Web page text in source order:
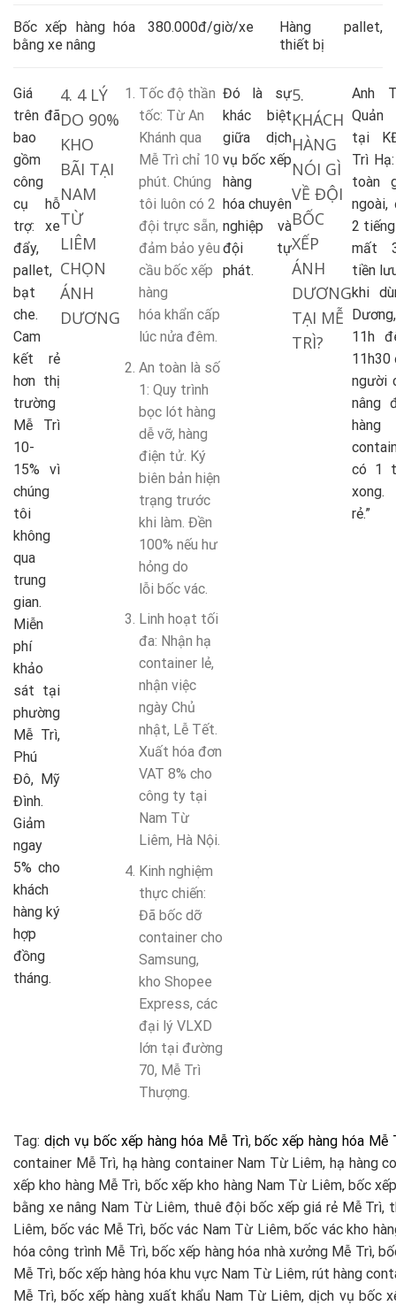
Bốc xếp hàng hóa
bằng xe nâng
380.000đ/giờ/xe
Hàng pallet,
thiết bị
Giá
trên đã
bao
gồm
công
cụ hỗ
trợ: xe
đẩy,
pallet,
bạt
che.
Cam
kết rẻ
hơn thị
trường
Mễ Trì
10-
15% vì
chúng
tôi
không
qua
trung
gian.
Miễn
phí
khảo
sát tại
phường
Mễ Trì,
Phú
Đô, Mỹ
Đình.
Giảm
ngay
5% cho
khách
hàng ký
hợp
đồng
tháng.
4. 4 LÝ
DO 90%
KHO
BÃI TẠI
NAM
TỪ
LIÊM
CHỌN
ÁNH
DƯƠNG
Tốc độ thần
tốc: Từ An
Khánh qua
Mễ Trì chỉ 10
phút. Chúng
tôi luôn có 2
đội trực sẵn,
đảm bảo yêu
cầu bốc xếp
hàng
hóakhẩn cấp
lúc nửa đêm.
An toàn là số
1: Quy trình
bọc lót hàng
dễ vỡ, hàng
điện tử. Ký
biên bản hiện
trạng trước
khi làm. Đền
100% nếu hư
hỏng do
lỗi bốc vác.
Linh hoạt tối
đa: Nhận hạ
container lẻ,
nhận việc
ngày Chủ
nhật, Lễ Tết.
Xuất hóa đơn
VAT 8% cho
công ty tại
Nam Từ
Liêm, Hà Nội.
Kinh nghiệm
thực chiến:
Đã bốc dỡ
containercho
Samsung,
kho Shopee
Express, các
đại lý VLXD
lớn tại đường
70, Mễ Trì
Thượng.
Đó là sự
khác biệt
giữa dịch
vụ bốc xếp
hàng
hóachuyên
nghiệp và
đội tự
phát.
5.
KHÁCH
HÀNG
NÓI GÌ
VỀ ĐỘI
BỐC
XẾP
ÁNH
DƯƠNG
TẠI MỄ
TRÌ?
Anh
tại
Trì
toàn
ngoài,
2
mất
tiền
khi
11h
11h30
người
nâng
hàng
có 1
xong.
rẻ.”
Tag: dịch vụ bốc xếp hàng hóa Mễ Trì, bốc xếp hàng hóa Mễ
container Mễ Trì, hạ hàng container Nam Từ Liêm, hạ hàng
xếp kho hàng Mễ Trì, bốc xếp kho hàng Nam Từ Liêm, bốc
bằng xe nâng Nam Từ Liêm, thuê đội bốc xếp giá rẻ Mễ
Liêm, bốc vác Mễ Trì, bốc vác Nam Từ Liêm, bốc vác kho
hóa công trình Mễ Trì, bốc xếp hàng hóa nhà xưởng Mễ Trì,
Mễ Trì, bốc xếp hàng hóa khu vực Nam Từ Liêm, rút hàng
Mễ Trì, bốc xếp hàng xuất khẩu Nam Từ Liêm, dịch vụ bốc